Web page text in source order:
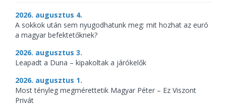
2026. augusztus 4.
A sokkok után sem nyugodhatunk meg: mit hozhat az euró
a magyar befektetőknek?
2026. augusztus 3.
Leapadt a Duna – kipakoltak a járókelők
2026. augusztus 1.
Most tényleg megmérettetik Magyar Péter – Ez Viszont
Privát